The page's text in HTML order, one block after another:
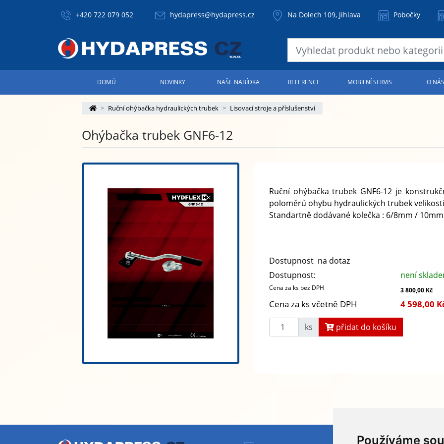
Používáme
+420 722 079 052 hydapress@hydapress.cz Na Dolech 109, Jihlava Pobočky
DOMŮ NOVINKY NAŠE NABÍDKA REFERENCE MOBILNÍ SERVIS O NÁS
Ruční ohýbačka hydraulických trubek Lisovací stroje a příslušenství
Ohýbačka trubek GNF6-12
Ruční ohýbačka trubek GNF6-12 je
poloměrů ohybu hydraulických trubek
Standartně dodávané kolečka : 6/8mm /
Dostupnost na dotaz
Dostupnost:
není
Cena za ks bez DPH 3 800,00 Kč
Cena za ks včetně DPH 4 598,00
ks přidat do košíku